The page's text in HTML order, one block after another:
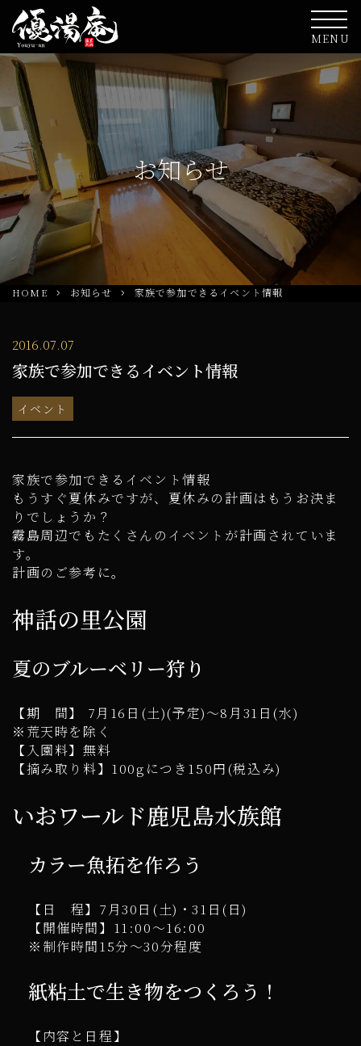
MENU
お知らせ
HOME お知らせ 家族で参加できるイベント情報
2016.07.07
家族で参加できるイベント情報
イベント
家族で参加できるイベント情報
もうすぐ夏休みですが、夏休みの計画はもうお決ま
りでしょうか？
霧島周辺でもたくさんのイベントが計画されていま
す。
計画のご参考に。
神話の里公園
夏のブルーベリー狩り
【期 間】 7月16日(土)(予定)～8月31日(水)
※荒天時を除く
【入園料】無料
【摘み取り料】100gにつき150円(税込み)
いおワールド鹿児島水族館
カラー魚拓を作ろう
【日 程】7月30日(土)・31日(日)
【開催時間】11:00～16:00
※制作時間15分～30分程度
紙粘土で生き物をつくろう！
【内容と日程】